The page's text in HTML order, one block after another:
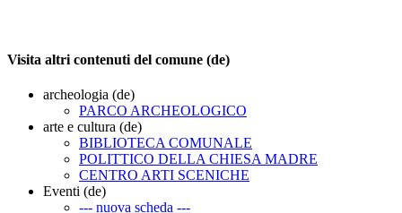
Visita altri contenuti del comune (de)
archeologia (de)
PARCO ARCHEOLOGICO
arte e cultura (de)
BIBLIOTECA COMUNALE
POLITTICO DELLA CHIESA MADRE
CENTRO ARTI SCENICHE
Eventi (de)
--- nuova scheda ---